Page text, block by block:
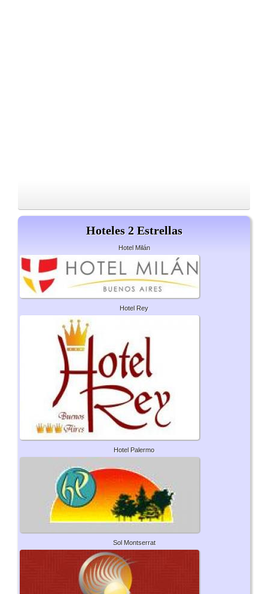
Hoteles 2 Estrellas
Hotel Milán
Hotel Rey
Hotel Palermo
Sol Montserrat